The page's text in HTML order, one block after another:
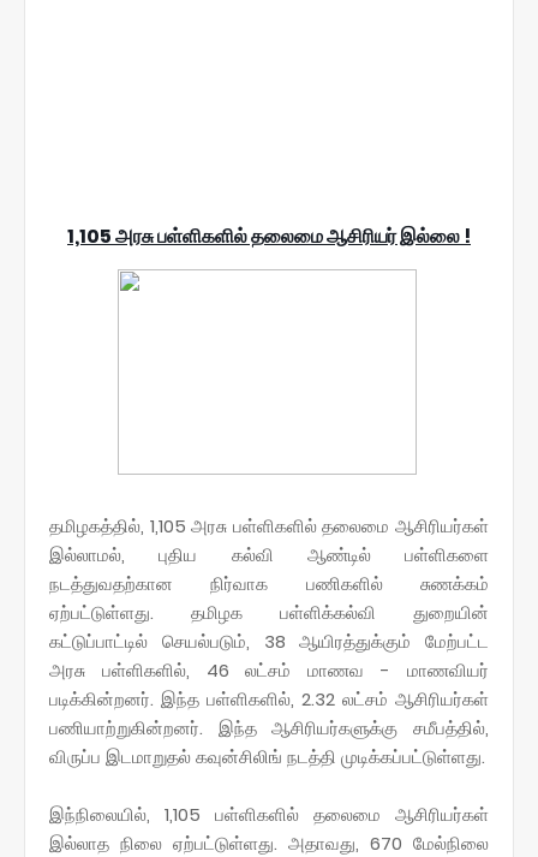
1,105 அரசு பள்ளிகளில் தலைமை ஆசிரியர் இல்லை !
தமிழகத்தில், 1,105 அரசு பள்ளிகளில் தலைமை ஆசிரியர்கள்
இல்லாமல், புதிய கல்வி ஆண்டில் பள்ளிகளை
நடத்துவதற்கான நிர்வாக பணிகளில் சுணக்கம்
ஏற்பட்டுள்ளது. தமிழக பள்ளிக்கல்வி துறையின்
கட்டுப்பாட்டில் செயல்படும், 38 ஆயிரத்துக்கும் மேற்பட்ட
அரசு பள்ளிகளில், 46 லட்சம் மாணவ - மாணவியர்
படிக்கின்றனர். இந்த பள்ளிகளில், 2.32 லட்சம் ஆசிரியர்கள்
பணியாற்றுகின்றனர். இந்த ஆசிரியர்களுக்கு சமீபத்தில்,
விருப்ப இடமாறுதல் கவுன்சிலிங் நடத்தி முடிக்கப்பட்டுள்ளது.
இந்நிலையில், 1,105 பள்ளிகளில் தலைமை ஆசிரியர்கள்
இல்லாத நிலை ஏற்பட்டுள்ளது. அதாவது, 670 மேல்நிலை